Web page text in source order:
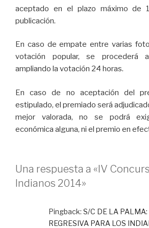
aceptado en el plazo máximo de
publicación.
En caso de empate entre varias
votación popular, se procederá
ampliando la votación 24 horas.
En caso de no aceptación del
estipulado, el premiado será
mejor valorada, no se podrá
económica alguna, ni el premio en
Una respuesta a «IV
Indianos 2014»
Pingback: S/C DE LA PALMA:
REGRESIVA PARA LOS